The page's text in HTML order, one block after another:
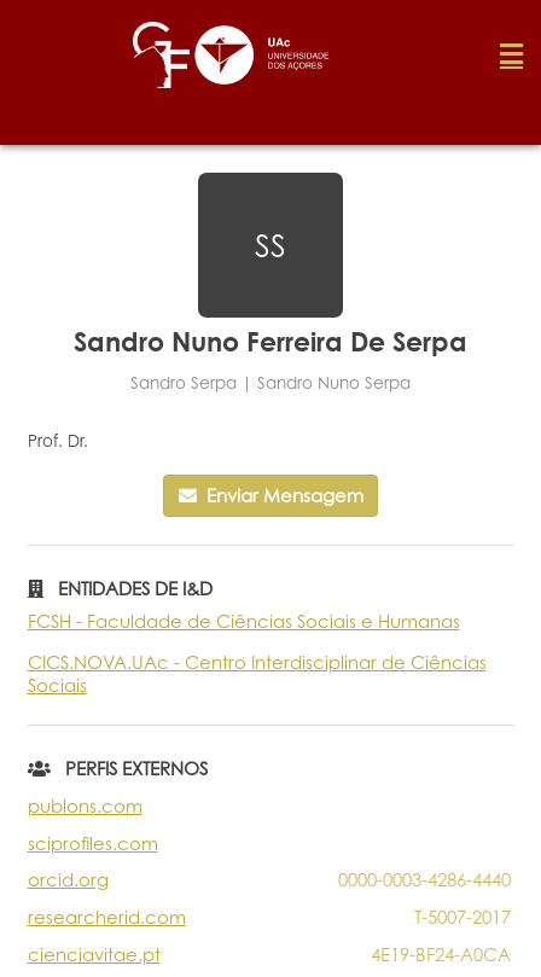
Fundação
Portal do Investigador
SS
Sandro Nuno Ferreira De Serpa
Sandro Serpa | Sandro Nuno Serpa
Prof. Dr.
Enviar Mensagem
ENTIDADES DE I&D
FCSH - Faculdade de Ciências Sociais e Humanas
CICS.NOVA.UAc - Centro Interdisciplinar de Ciências
Sociais
PERFIS EXTERNOS
publons.com
sciprofiles.com
orcid.org
0000-0003-4286-4440
researcherid.com
T-5007-2017
cienciavitae.pt
4E19-BF24-A0CA